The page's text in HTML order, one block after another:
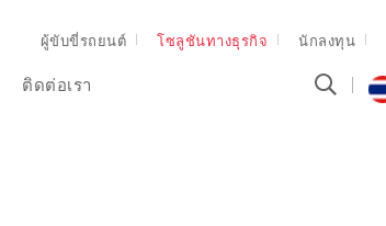
ผู้ขับขี่รถยนต์ โซลูชันทางธุรกิจ นักลงทุน
ติดต่อเรา